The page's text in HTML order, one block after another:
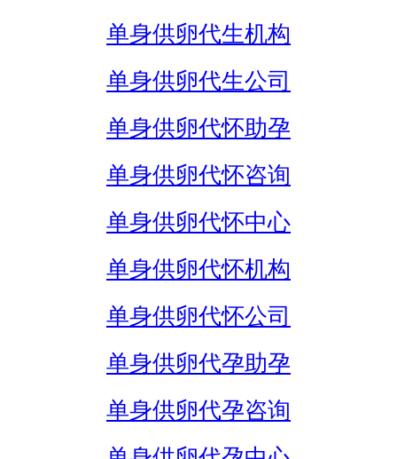
单身供卵代生机构
单身供卵代生公司
单身供卵代怀助孕
单身供卵代怀咨询
单身供卵代怀中心
单身供卵代怀机构
单身供卵代怀公司
单身供卵代孕助孕
单身供卵代孕咨询